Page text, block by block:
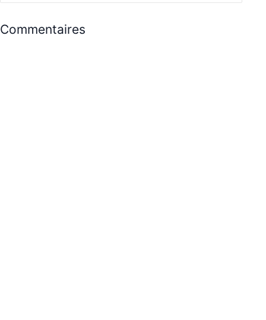
Commentaires